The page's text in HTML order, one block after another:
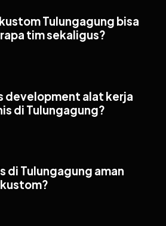
Tulungagung bisa
tim sekaligus?
development alat kerja
di Tulungagung?
di Tulungagung aman